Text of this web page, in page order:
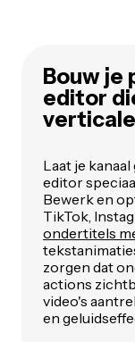
Bouw je
editor
Laat je
editor
Bewerk en
TikTok,
ondertitels
zorgen dat
actions
video's
en